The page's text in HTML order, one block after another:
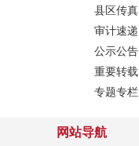
县区传真
审计速递
公示公告
重要转载
专题专栏
网站导航